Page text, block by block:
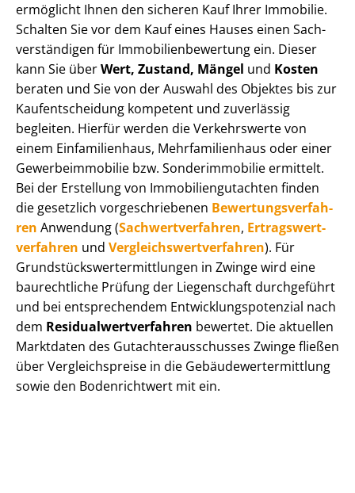
ermöglicht Ihnen den sicheren Kauf Ihrer Immobilie.
Schalten Sie vor dem Kauf eines Hauses einen Sach­
ver­stän­di­gen für Im­mo­bi­li­en­be­wer­tung ein. Dieser
kann Sie überWert, Zustand, Mängel und Kosten
beraten und Sie von der Auswahl des Objektes bis zur
Kauf­ent­schei­dung kompetent und zuverlässig
begleiten. Hierfür werden die Verkehrswerte von
einem Einfamilienhaus, Mehr­fa­mi­li­en­haus oder einer
Ge­wer­be­im­mo­bi­lie bzw. Sonderimmobilie ermittelt.
Bei der Erstellung von Im­mo­bi­li­en­gut­ach­ten finden
die gesetzlich vor­ge­schrie­be­nen Be­wer­tungs­ver­fah­
ren Anwendung (Sach­wert­ver­fah­ren, Er­trags­wert­
ver­fah­ren und Ver­gleichs­wert­ver­fah­ren). Für
Grund­stücks­wert­ermitt­lun­gen in Zwinge wird eine
baurechtliche Prüfung der Liegenschaft durchgeführt
und bei entsprechendem Ent­wick­lungs­po­ten­zi­al nach
dem Re­si­du­al­wert­ver­fah­ren bewertet. Die aktuellen
Marktdaten des Gut­ach­ter­aus­schus­ses Zwinge fließen
über Ver­gleichs­prei­se in die Ge­bäu­de­wert­ermitt­lung
sowie den Bodenrichtwert mit ein.